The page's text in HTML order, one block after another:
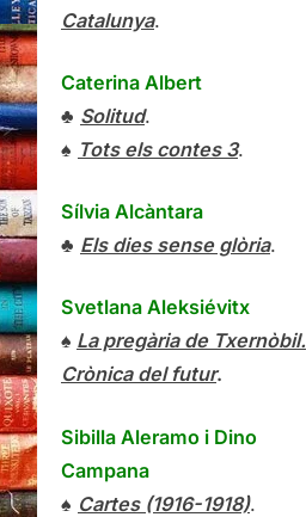
Catalunya.
Caterina Albert
♣ Solitud.
♠ Tots els contes 3.
Sílvia Alcàntara
♣ Els dies sense glòria.
Svetlana Aleksiévitx
♠ La pregària de Txernòbil.
Crònica del futur.
Sibilla Aleramo i Dino
Campana
♠ Cartes (1916-1918).